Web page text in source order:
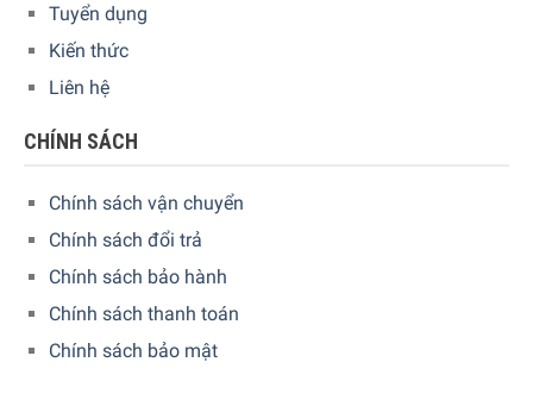
Tuyển dụng
Kiến thức
Liên hệ
CHÍNH SÁCH
Chính sách vận chuyển
Chính sách đổi trả
Chính sách bảo hành
Chính sách thanh toán
Chính sách bảo mật